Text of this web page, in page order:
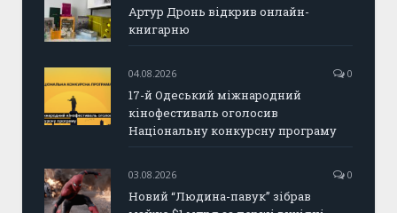
Артур Дронь відкрив онлайн-
книгарню
04.08.2026 0
17-й Одеський міжнародний
кінофестиваль оголосив
Національну конкурсну програму
03.08.2026 0
Новий “Людина-павук” зібрав